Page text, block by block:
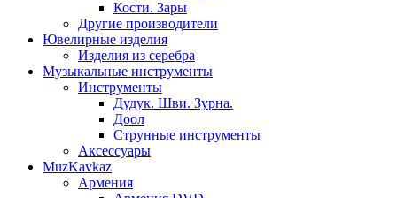
Кости. Зары
Другие производители
Ювелирные изделия
Изделия из серебра
Музыкальные инструменты
Инструменты
Дудук. Шви. Зурна.
Доол
Струнные инструменты
Аксессуары
MuzKavkaz
Армения